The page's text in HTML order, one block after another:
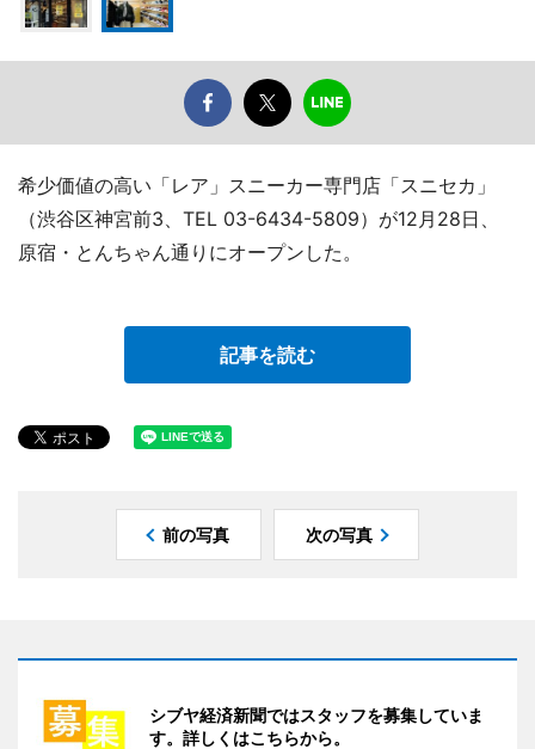
希少価値の高い「レア」スニーカー専門店「スニセカ」
（渋谷区神宮前3、TEL 03-6434-5809）が12月28日、
原宿・とんちゃん通りにオープンした。
記事を読む
前の写真 次の写真
シブヤ経済新聞ではスタッフを募集していま
す。詳しくはこちらから。